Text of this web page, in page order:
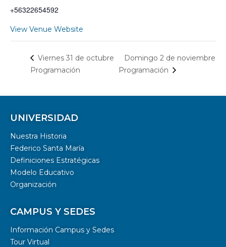
+56322654592
View Venue Website
Viernes 31 de octubre
Programación
Domingo 2 de noviembre
Programación
UNIVERSIDAD
Nuestra Historia
Federico Santa María
Definiciones Estratégicas
Modelo Educativo
Organización
CAMPUS Y SEDES
Información Campus y Sedes
Tour Virtual